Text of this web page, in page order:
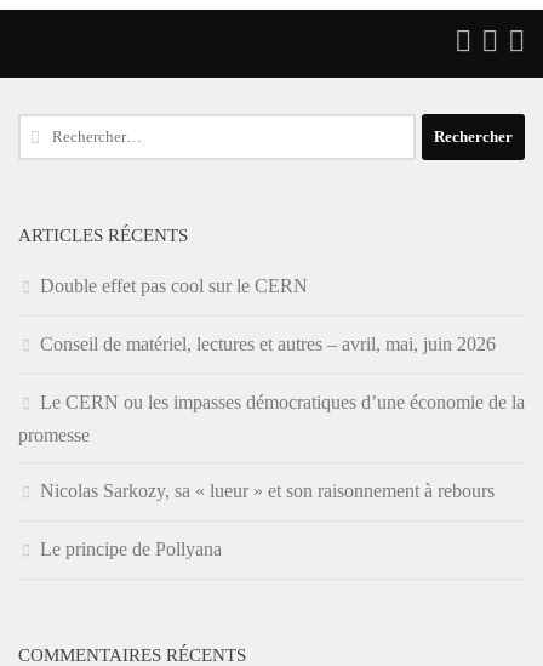
Rechercher :
ARTICLES RÉCENTS
Double effet pas cool sur le CERN
Conseil de matériel, lectures et autres – avril, mai, juin 2026
Le CERN ou les impasses démocratiques d’une économie de la
promesse
Nicolas Sarkozy, sa « lueur » et son raisonnement à rebours
Le principe de Pollyana
COMMENTAIRES RÉCENTS